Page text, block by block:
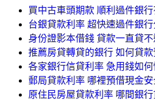
買中古車頭期款 順利過件銀
台銀貸款利率 超快速過件銀
身份證影本借錢 貸款一直貸
推薦房貸轉貸的銀行 如何貸
各家銀行信貸利率 急用錢如
郵局貸款利率 哪裡預借現金
原住民房屋貸款利率 哪間銀